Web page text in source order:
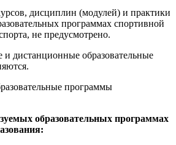
дисциплин (модулей) и практики
программах спортивной
не предусмотрено.
и дистанционные образовательные
программы
образовательных программах